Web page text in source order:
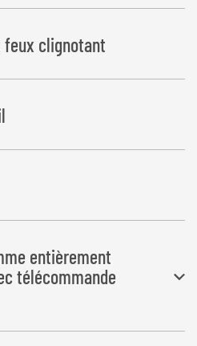
précis du film pour les
feux clignotant
entièrement
télécommande